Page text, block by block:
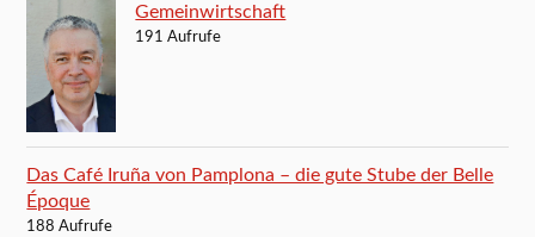
Gemeinwirtschaft
191 Aufrufe
Das Café Iruña von Pamplona – die gute Stube der Belle
Époque
188 Aufrufe